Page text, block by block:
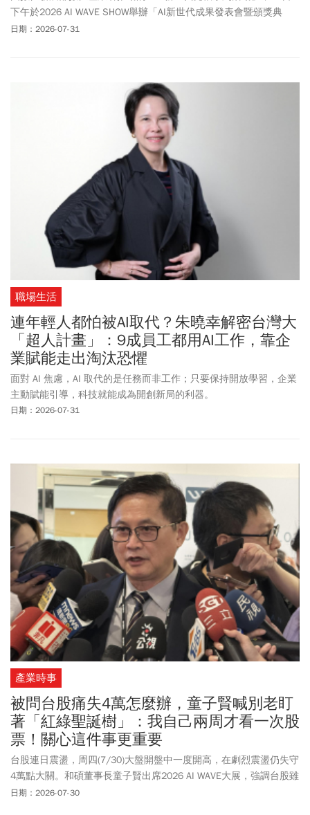
下午於2026 AI WAVE SHOW舉辦「AI新世代成果發表會暨頒獎典
禮」，邀集來自全臺各地高中職學生齊聚一堂，分享AI應用學習成
日期：2026-07-31
職場生活
連年輕人都怕被AI取代？朱曉幸解密台灣大
「超人計畫」：9成員工都用AI工作，靠企
業賦能走出淘汰恐懼
面對 AI 焦慮，AI 取代的是任務而非工作；只要保持開放學習，企業
主動賦能引導，科技就能成為開創新局的利器。
日期：2026-07-31
產業時事
被問台股痛失4萬怎麼辦，童子賢喊別老盯
著「紅綠聖誕樹」：我自己兩周才看一次股
票！關心這件事更重要
台股連日震盪，周四(7/30)大盤開盤中一度開高，在劇烈震盪仍失守
4萬點大關。和碩董事長童子賢出席2026 AI WAVE大展，強調台股雖
短期受國際因素影響，但長期來看，「AI絕對不會泡沫化」。童子賢
日期：2026-07-30